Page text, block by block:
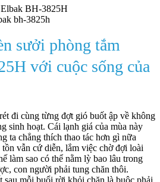
bh-3825h
sưởi phòng tắm
với cuộc sống của
đi cùng từng đợt gió buốt ập về không
sinh hoạt. Cái lạnh giá của mùa này
ta chẳng thích thao tác hơn gì nữa
vẫn cứ diễn, lắm việc chờ đợi loài
làm sao có thể nằm lỳ bao lâu trong
con người phải tung chăn thôi.
sau mỗi buổi rời khỏi chăn là buộc phải